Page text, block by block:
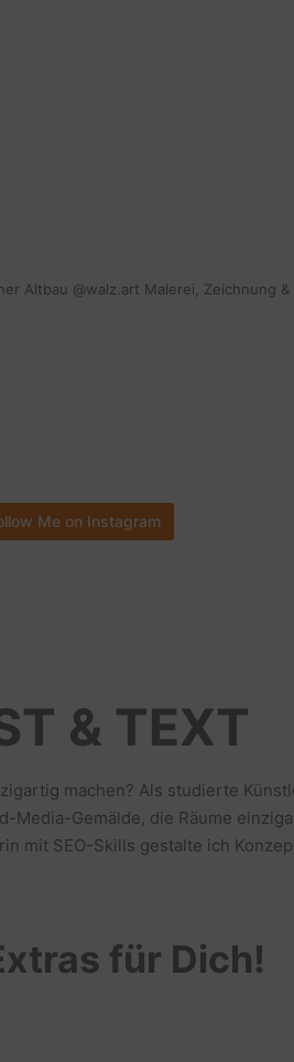
Altbau @walz.art Malerei, Zeichnung
Me on Instagram
& TEXT
machen? Als studierte
Gemälde, die Räume
mit SEO-Skills gestalte ich
für Dich!